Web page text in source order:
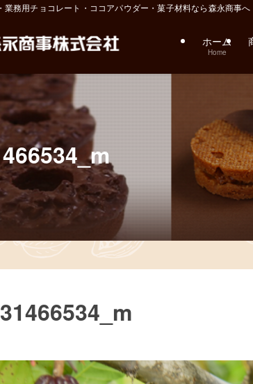
業務用チョコレート・ココアパウダー・菓子材料なら森永商事へ
ホーム
Home
31466534_m